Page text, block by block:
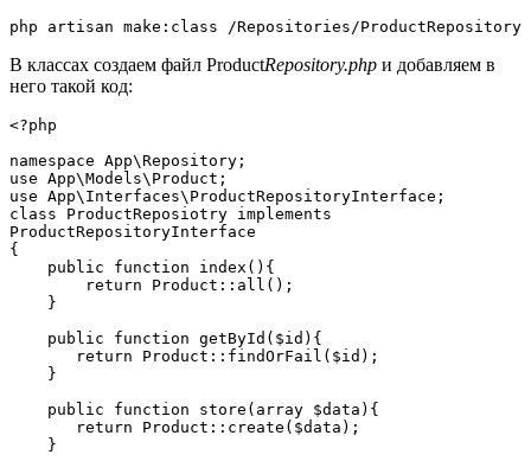
php artisan make:class /Repositories/ProductRepository
В классах создаем файл ProductRepository.php и добавляем в
него такой код:
<?php
namespace App\Repository;
use App\Models\Product;
use App\Interfaces\ProductRepositoryInterface;
class ProductReposiotry implements
ProductRepositoryInterface
{
    public function index(){
        return Product::all();
    }
    public function getById($id){
       return Product::findOrFail($id);
    }
    public function store(array $data){
       return Product::create($data);
    }